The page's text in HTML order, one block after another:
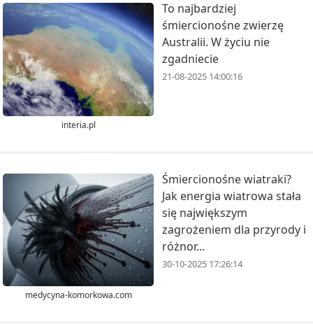
interia.pl
To najbardziej
śmiercionośne zwierzę
Australii. W życiu nie
zgadniecie
21-08-2025 14:00:16
medycyna-komorkowa.com
Śmiercionośne wiatraki?
Jak energia wiatrowa stała
się największym
zagrożeniem dla przyrody i
różnor...
30-10-2025 17:26:14